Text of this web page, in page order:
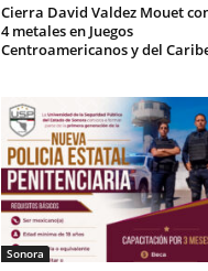
Cierra David Valdez Mouet
4 metales en Juegos
Centroamericanos y del
Sonora